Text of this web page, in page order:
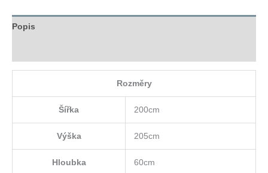
Popis
Rozměry
Šířka 200cm
Výška 205cm
Hloubka 60cm